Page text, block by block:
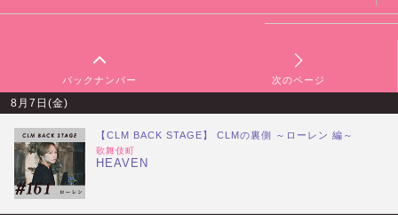
バックナンバー 次のページ
8月7日(金)
【CLM BACK STAGE】 CLMの裏側 ～ローレン 編～
歌舞伎町
HEAVEN